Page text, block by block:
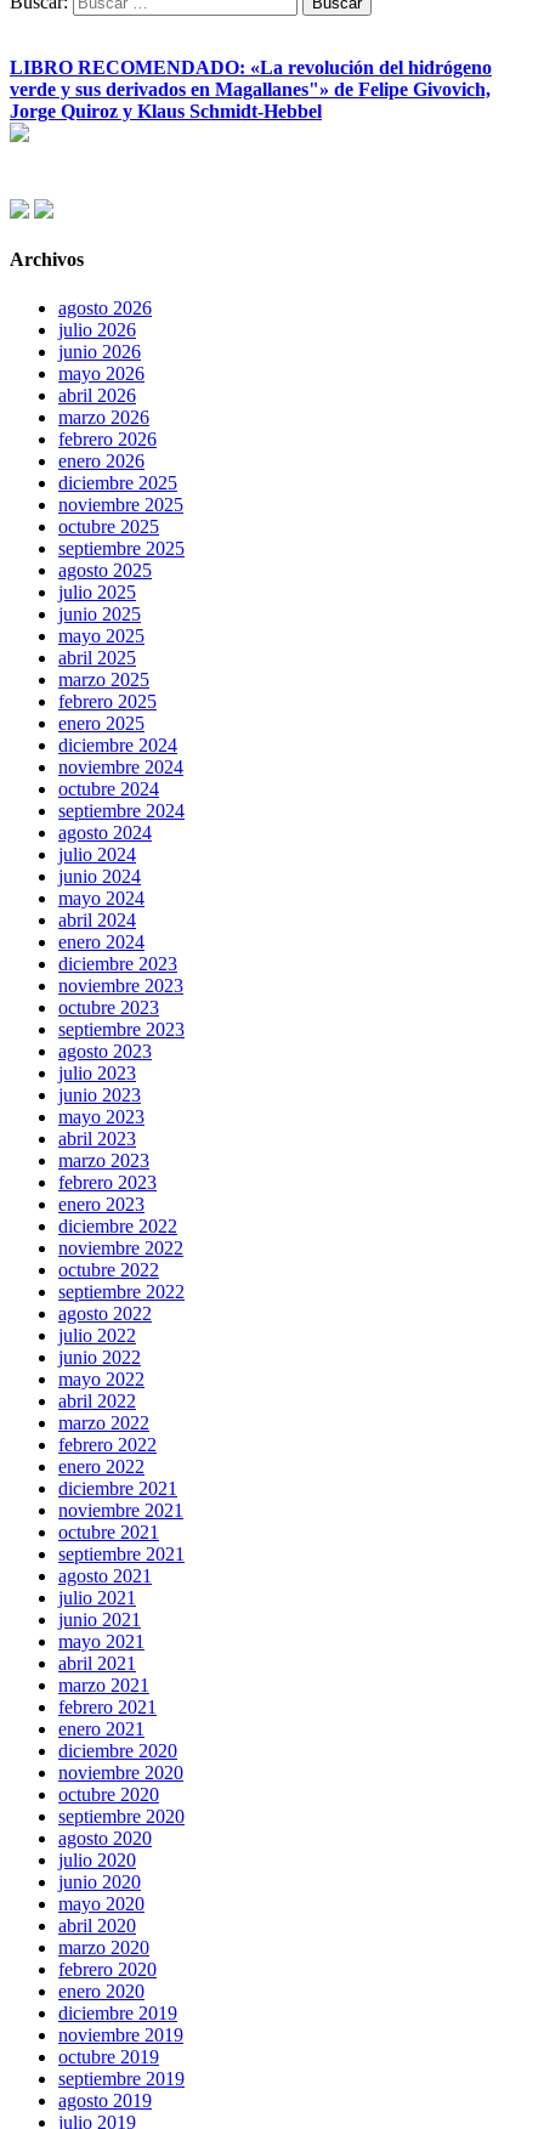
LIBRO RECOMENDADO: «La revolución del hidrógeno
verde y sus derivados en Magallanes"» de Felipe Givovich,
Jorge Quiroz y Klaus Schmidt-Hebbel
Archivos
agosto 2026
julio 2026
junio 2026
mayo 2026
abril 2026
marzo 2026
febrero 2026
enero 2026
diciembre 2025
noviembre 2025
octubre 2025
septiembre 2025
agosto 2025
julio 2025
junio 2025
mayo 2025
abril 2025
marzo 2025
febrero 2025
enero 2025
diciembre 2024
noviembre 2024
octubre 2024
septiembre 2024
agosto 2024
julio 2024
junio 2024
mayo 2024
abril 2024
enero 2024
diciembre 2023
noviembre 2023
octubre 2023
septiembre 2023
agosto 2023
julio 2023
junio 2023
mayo 2023
abril 2023
marzo 2023
febrero 2023
enero 2023
diciembre 2022
noviembre 2022
octubre 2022
septiembre 2022
agosto 2022
julio 2022
junio 2022
mayo 2022
abril 2022
marzo 2022
febrero 2022
enero 2022
diciembre 2021
noviembre 2021
octubre 2021
septiembre 2021
agosto 2021
julio 2021
junio 2021
mayo 2021
abril 2021
marzo 2021
febrero 2021
enero 2021
diciembre 2020
noviembre 2020
octubre 2020
septiembre 2020
agosto 2020
julio 2020
junio 2020
mayo 2020
abril 2020
marzo 2020
febrero 2020
enero 2020
diciembre 2019
noviembre 2019
octubre 2019
septiembre 2019
agosto 2019
julio 2019